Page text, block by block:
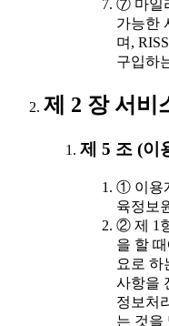
⑦ 마일
가능한
며,
구입하
제 2 장 서비
제 5 조 (이
① 이용
육정보
② 제 1
을 할
요로 하
사항을
정보처
는 것을